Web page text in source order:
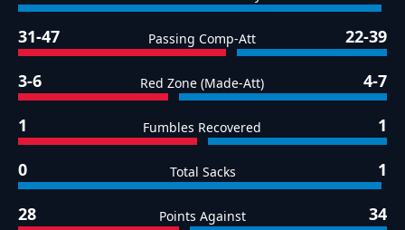
31-47 Passing Comp-Att 22-39
3-6 Red Zone (Made-Att) 4-7
1 Fumbles Recovered 1
0 Total Sacks 1
28 Points Against 34